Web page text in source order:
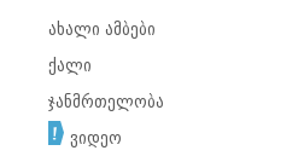
ახალი ამბები
ქალი
ჯანმრთელობა
ვიდეო